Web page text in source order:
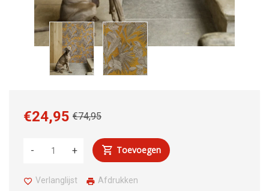
€74,95
€24,95
+
- Toevoegen
Verlanglijst Afdrukken